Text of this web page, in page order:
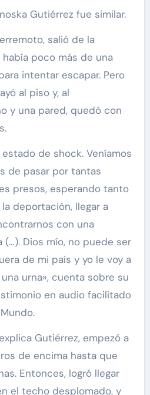
Gutiérrez fue similar.
salió de la
poco más de una
intentar escapar. Pero
al piso y, al
y una pared, quedó con
de shock. Veníamos
de pasar por tantas
presos, esperando tanto
deportación, llegar a
con una
Dios mío, no puede ser
de mi país y yo le voy a
urna», cuenta sobre su
en audio facilitado
Gutiérrez, empezó a
de encima hasta que
Entonces, logró llegar
el techo desplomado, y